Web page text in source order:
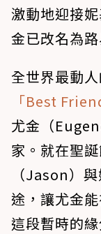
激動地迎接
金已改名為
全世界最動
「Best
尤金（
家。就在聖
（Jason）
途，讓尤金
這段暫時的